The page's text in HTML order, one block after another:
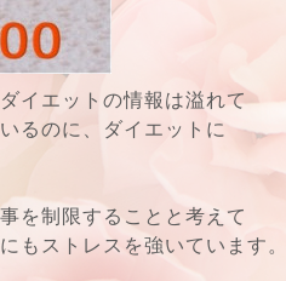
イエットの情報は溢れて
るのに、ダイエットに
を制限することと考えて
もストレスを強いています。